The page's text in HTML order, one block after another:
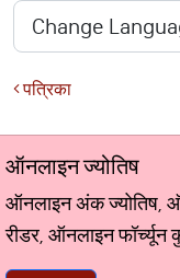
पत्रिका
ऑनलाइन ज्योतिष
ऑनलाइन अंक ज्योतिष,
रीडर, ऑनलाइन